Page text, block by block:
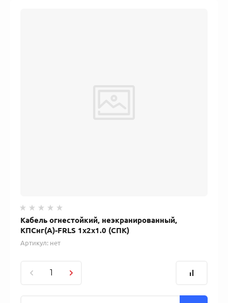
Кабель огнестойкий, неэкранированный,
КПСнг(А)-FRLS 1x2x1.0 (СПК)
Артикул: нет